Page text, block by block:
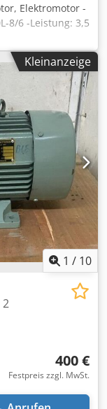
Elektromotor -
8/6 -Leistung: 3,5
min -Welle: Ø 42
Anzahl: 3x
Kleinanzeige
1 / 10
400 €
Festpreis zzgl. MwSt.